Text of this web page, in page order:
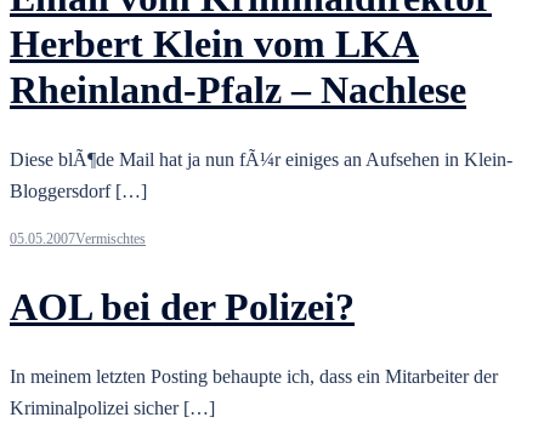
Herbert Klein vom LKA
Rheinland-Pfalz – Nachlese
Diese blÃ¶de Mail hat ja nun fÃ¼r einiges an Aufsehen in Klein-
Bloggersdorf […]
05.05.2007Vermischtes
AOL bei der Polizei?
In meinem letzten Posting behaupte ich, dass ein Mitarbeiter der
Kriminalpolizei sicher […]